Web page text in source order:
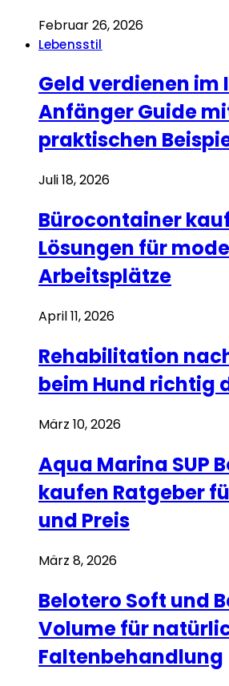
Februar 26, 2026
Lebensstil
Geld verdienen im
Anfänger Guide
praktischen
Juli 18, 2026
Bürocontainer
Lösungen für
Arbeitsplätze
April 11, 2026
Rehabilitation
beim Hund richtig
März 10, 2026
Aqua Marina SUP
kaufen Ratgeber
und Preis
März 8, 2026
Belotero Soft und
Volume für
Faltenbehandlung